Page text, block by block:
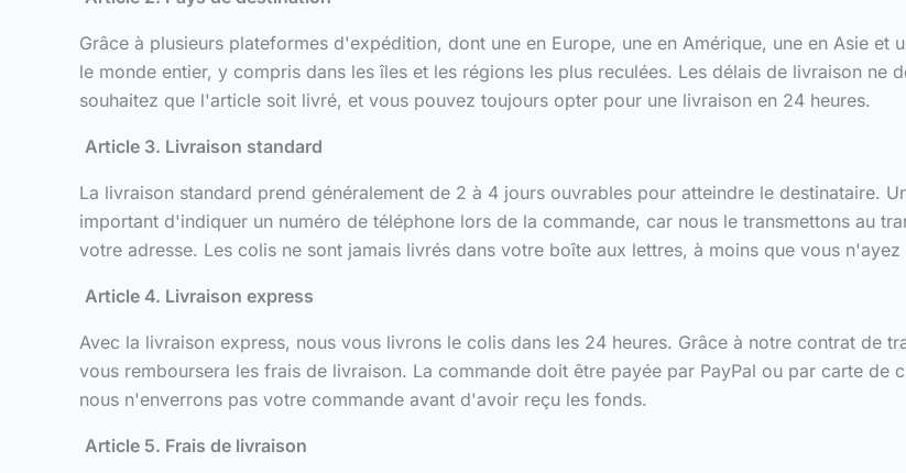
Grâce à plusieurs plateformes d'expédition, dont une en Europe, une en Amérique, une en Asie et
le monde entier, y compris dans les îles et les régions les plus reculées. Les délais de livraison
souhaitez que l'article soit livré, et vous pouvez toujours opter pour une livraison en 24 heures.
Article 3. Livraison standard
La livraison standard prend généralement de 2 à 4 jours ouvrables pour atteindre le destinataire.
important d'indiquer un numéro de téléphone lors de la commande, car nous le transmettons au
votre adresse. Les colis ne sont jamais livrés dans votre boîte aux lettres, à moins que vous
Article 4. Livraison express
Avec la livraison express, nous vous livrons le colis dans les 24 heures. Grâce à notre contrat de
vous remboursera les frais de livraison. La commande doit être payée par PayPal ou par carte de
nous n'enverrons pas votre commande avant d'avoir reçu les fonds.
Article 5. Frais de livraison